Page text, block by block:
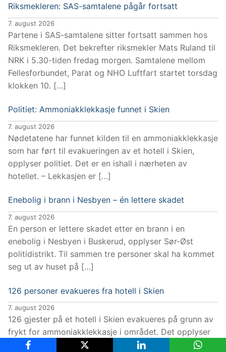
Riksmekleren: SAS-samtalene pågår fortsatt
7. august 2026
Partene i SAS-samtalene sitter fortsatt sammen hos
Riksmekleren. Det bekrefter riksmekler Mats Ruland til
NRK i 5.30-tiden fredag morgen. Samtalene mellom
Fellesforbundet, Parat og NHO Luftfart startet torsdag
klokken 10. […]
Politiet: Ammoniakklekkasje funnet i Skien
7. august 2026
Nødetatene har funnet kilden til en ammoniakklekkasje
som har ført til evakueringen av et hotell i Skien,
opplyser politiet. Det er en ishall i nærheten av
hotellet. – Lekkasjen er […]
Enebolig i brann i Nesbyen – én lettere skadet
7. august 2026
En person er lettere skadet etter en brann i en
enebolig i Nesbyen i Buskerud, opplyser Sør-Øst
politidistrikt. Til sammen tre personer skal ha kommet
seg ut av huset på […]
126 personer evakueres fra hotell i Skien
7. august 2026
126 gjester på et hotell i Skien evakueres på grunn av
frykt for ammoniakklekkasje i området. Det opplyser
Sør-Øst politidistrikt. Alarmen gikk da en ansatt ved